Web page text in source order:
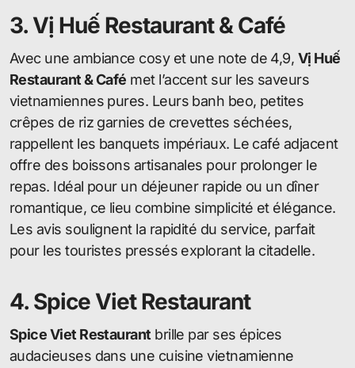
3. Vị Huế Restaurant & Café
Avec une ambiance cosy et une note de 4,9, Vị Huế
Restaurant & Café met l’accent sur les saveurs
vietnamiennes pures. Leurs banh beo, petites
crêpes de riz garnies de crevettes séchées,
rappellent les banquets impériaux. Le café adjacent
offre des boissons artisanales pour prolonger le
repas. Idéal pour un déjeuner rapide ou un dîner
romantique, ce lieu combine simplicité et élégance.
Les avis soulignent la rapidité du service, parfait
pour les touristes pressés explorant la citadelle.
4. Spice Viet Restaurant
Spice Viet Restaurant brille par ses épices
audacieuses dans une cuisine vietnamienne